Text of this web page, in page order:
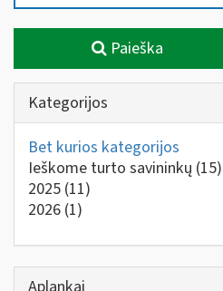
Paieška
Kategorijos
Bet kurios kategorijos
Ieškome turto savininkų (15)
2025 (11)
2026 (1)
Aplankai